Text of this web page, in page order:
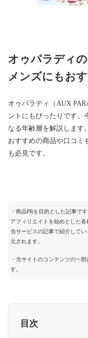
オゥパラディの
メンズにもお
オゥパラディ（AUX
ントにもぴったりです。
なる年齢層を解説します
おすすめの商品や口コミ
も必見です。
・商品PRを目的とした記事で
アフィリエイトを始めとした
当サービスの記事で紹介して
元されます。
・当サイトのコンテンツの一
す。
目次